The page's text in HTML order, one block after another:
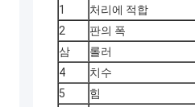
1 처리에 적합
2
판의 폭
삼
롤러
4
치수
5
힘